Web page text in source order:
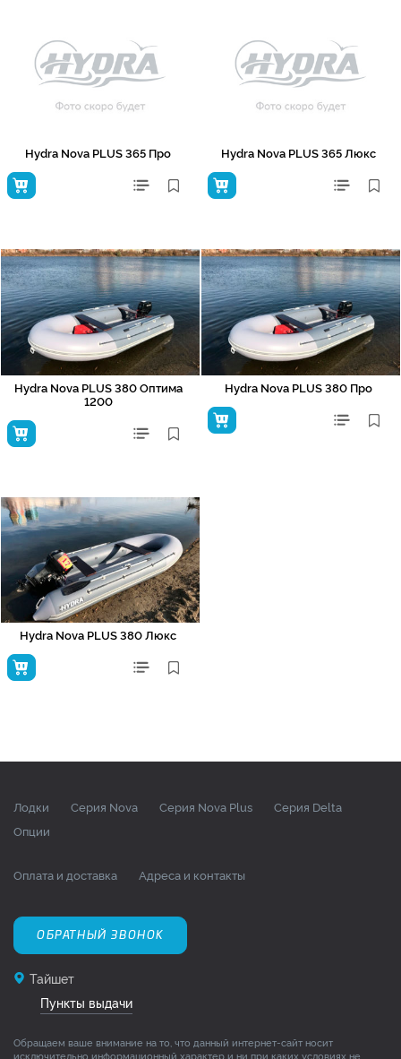
Hydra Nova PLUS 365 Про Hydra Nova PLUS 365 Люкс
Hydra Nova PLUS 380 Оптима
1200
Hydra Nova PLUS 380 Про
Hydra Nova PLUS 380 Люкс
Лодки Серия Nova Серия Nova Plus
Серия Delta
Опции
Оплата и доставка Адреса и контакты
ОБРАТНЫЙ ЗВОНОК
Тайшет
Пункты выдачи
Обращаем ваше внимание на то, что данный интернет-сайт носит
исключительно информационный характер и ни при каких условиях не